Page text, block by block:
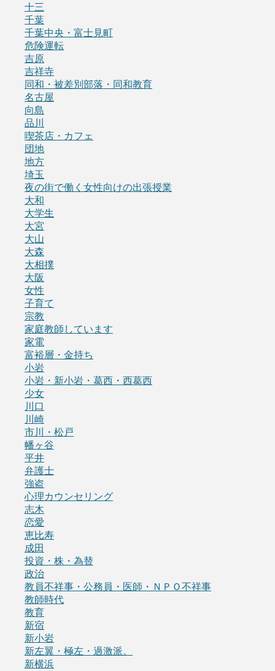
十三
千葉
千葉中央・富士見町
危険運転
吉原
吉祥寺
同和・被差別部落・同和教育
名古屋
向島
品川
喫茶店・カフェ
団地
地方
埼玉
夜の街で働く女性向けの出張授業
大和
大学生
大宮
大山
大森
大相撲
大阪
女性
子育て
宗教
家庭教師しています
家電
富裕層・金持ち
小岩
小岩・新小岩・葛西・西葛西
少女
川口
川崎
市川・松戸
幡ヶ谷
平井
弁護士
強盗
心理カウンセリング
志木
恋愛
恵比寿
成田
投資・株・為替
政治
教員不祥事・公務員・医師・ＮＰＯ不祥事
教師時代
教育
新宿
新小岩
新左翼・極左・過激派。
新横浜